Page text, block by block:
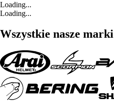
Loading...
Loading...
Wszystkie nasze marki